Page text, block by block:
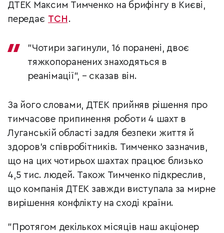
ДТЕК Максим Тимченко на брифінгу в Києві,
передає ТСН .
"Чотири загинули, 16 поранені, двоє
тяжкопоранених знаходяться в
реанімації", – сказав він.
За його словами, ДТЕК прийняв рішення про
тимчасове припинення роботи 4 шахт в
Луганській області задля безпеки життя й
здоров'я співробітників. Тимченко зазначив,
що на цих чотирьох шахтах працює близько
4,5 тис. людей. Також Тимченко підкреслив,
що компанія ДТЕК завжди виступала за мирне
вирішення конфлікту на сході країни.
"Протягом декількох місяців наш акціонер